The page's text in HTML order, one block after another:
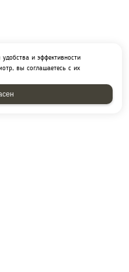
и эффективности
вы соглашаетесь с их